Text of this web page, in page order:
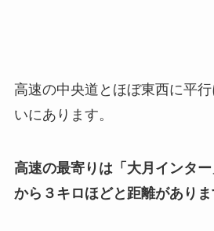
高速の中央道とほぼ東西に平
いにあります。
高速の最寄りは「大月インタ
から３キロほどと距離がありま